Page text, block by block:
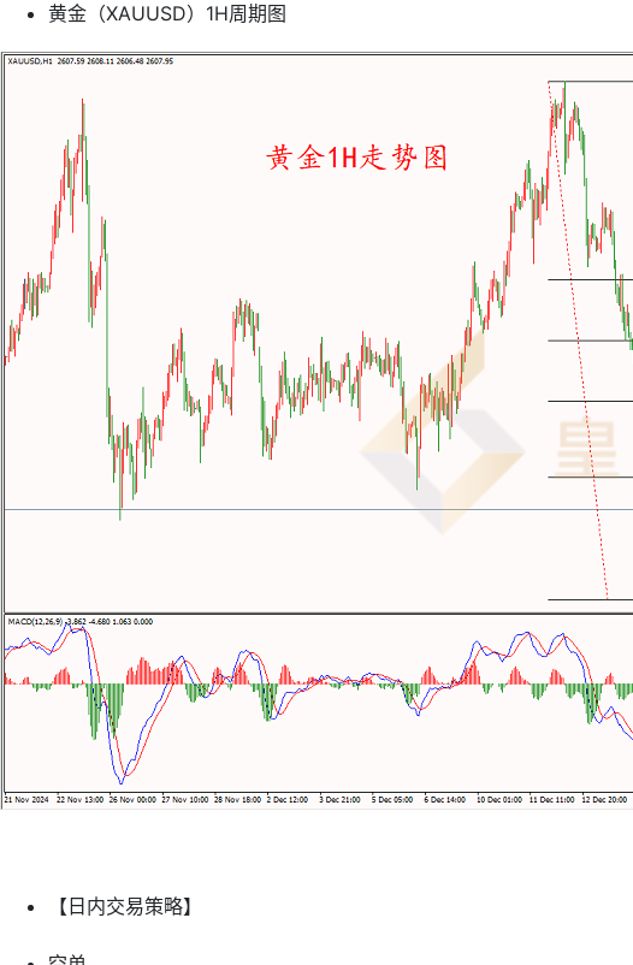
黄金（XAUUSD）1H周期图
【日内交易策略】